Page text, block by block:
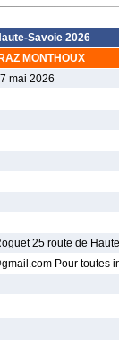
Savoie 2026
MONTHOUX
mai 2026
25 route de
Pour toutes